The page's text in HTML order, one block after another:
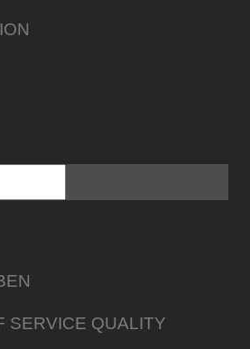
SERVICE QUALITY